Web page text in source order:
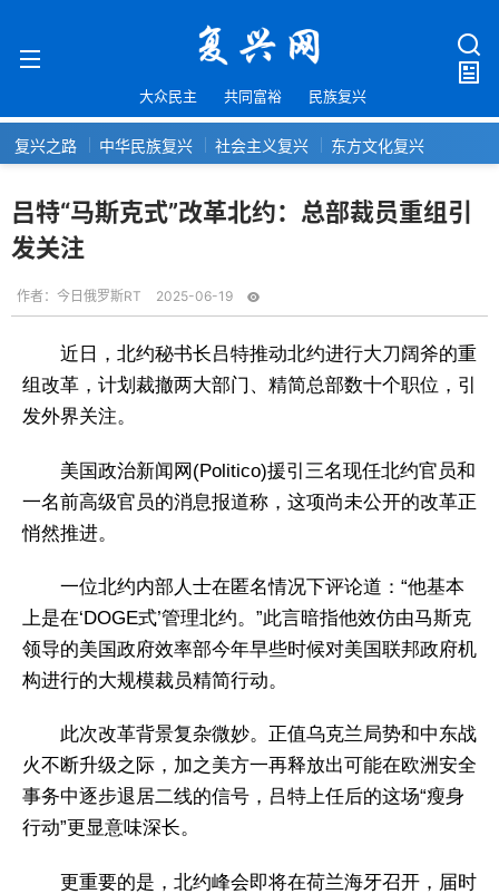
大众民主 共同富裕 民族复兴
复兴之路 中华民族复兴 社会主义复兴 东方文化复兴
吕特“马斯克式”改革北约：总部裁员重组引
发关注
作者： 今日俄罗斯RT 2025-06-19
近日，北约秘书长吕特推动北约进行大刀阔斧的重
组改革，计划裁撤两大部门、精简总部数十个职位，引
发外界关注。
美国政治新闻网(Politico)援引三名现任北约官员和
一名前高级官员的消息报道称，这项尚未公开的改革正
悄然推进。
一位北约内部人士在匿名情况下评论道：“他基本
上是在‘DOGE式’管理北约。”此言暗指他效仿由马斯克
领导的美国政府效率部今年早些时候对美国联邦政府机
构进行的大规模裁员精简行动。
此次改革背景复杂微妙。正值乌克兰局势和中东战
火不断升级之际，加之美方一再释放出可能在欧洲安全
事务中逐步退居二线的信号，吕特上任后的这场“瘦身
行动”更显意味深长。
更重要的是，北约峰会即将在荷兰海牙召开，届时